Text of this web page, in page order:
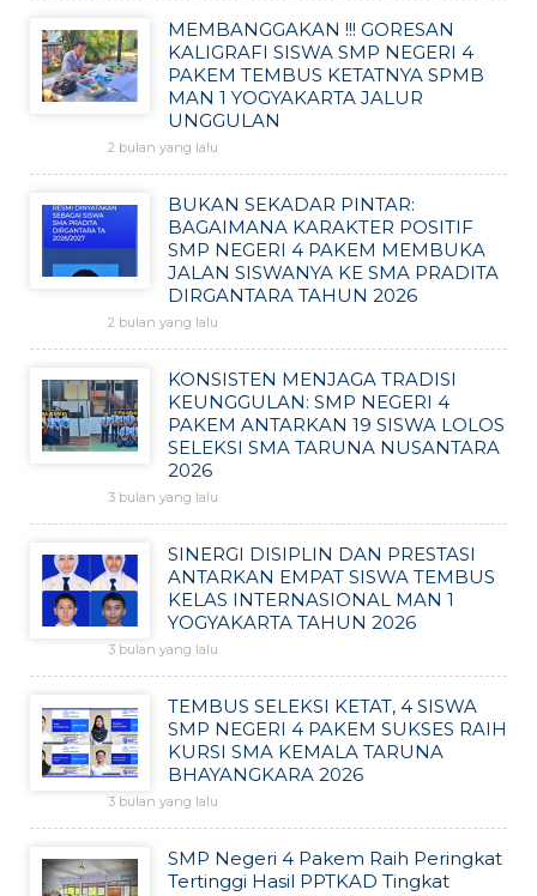
MEMBANGGAKAN !!! GORESAN
KALIGRAFI SISWA SMP NEGERI 4
PAKEM TEMBUS KETATNYA SPMB
MAN 1 YOGYAKARTA JALUR
UNGGULAN
2 bulan yang lalu
BUKAN SEKADAR PINTAR:
BAGAIMANA KARAKTER POSITIF
SMP NEGERI 4 PAKEM MEMBUKA
JALAN SISWANYA KE SMA PRADITA
DIRGANTARA TAHUN 2026
2 bulan yang lalu
KONSISTEN MENJAGA TRADISI
KEUNGGULAN: SMP NEGERI 4
PAKEM ANTARKAN 19 SISWA LOLOS
SELEKSI SMA TARUNA NUSANTARA
2026
3 bulan yang lalu
SINERGI DISIPLIN DAN PRESTASI
ANTARKAN EMPAT SISWA TEMBUS
KELAS INTERNASIONAL MAN 1
YOGYAKARTA TAHUN 2026
3 bulan yang lalu
TEMBUS SELEKSI KETAT, 4 SISWA
SMP NEGERI 4 PAKEM SUKSES RAIH
KURSI SMA KEMALA TARUNA
BHAYANGKARA 2026
3 bulan yang lalu
SMP Negeri 4 Pakem Raih Peringkat
Tertinggi Hasil PPTKAD Tingkat